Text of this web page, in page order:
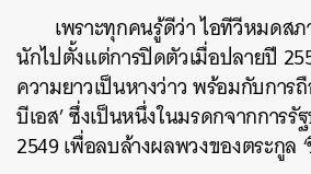
เพราะทุกคนรู้ดีว่า ไอทีวีหมดส
นักไปตั้งแต่การปิดตัวเมื่อปลายปี
ความยาวเป็นหางว่าว พร้อมกับการ
บีเอส’ ซึ่งเป็นหนึ่งในมรดกจากการรั
2549 เพื่อลบล้างผลพวงของตระกูล